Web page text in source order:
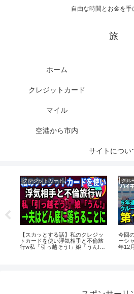
自由な時間とお金を手
旅
ホーム
クレジットカード
マイル
空港から市内
サイトについ
クレジットカード
【スカッとする話】私のクレジッ
トカードを使い浮気相手と不倫旅
行w私「引っ越そう!」娘「うん!」
クル
今回
ーシ
年12